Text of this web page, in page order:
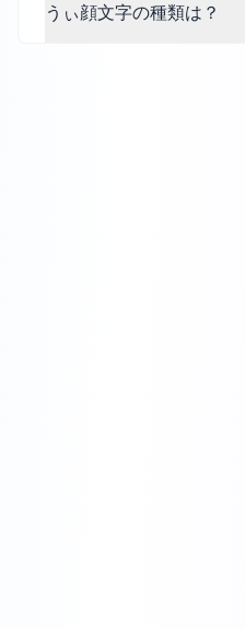
うぃ顔文字の種類は？